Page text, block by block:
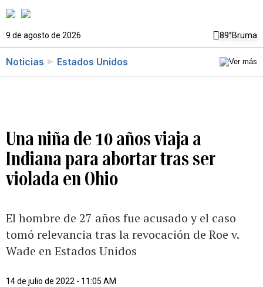
9 de agosto de 2026 89°Bruma
Noticias Estados Unidos
Una niña de 10 años viaja a
Indiana para abortar tras ser
violada en Ohio
El hombre de 27 años fue acusado y el caso
tomó relevancia tras la revocación de Roe v.
Wade en Estados Unidos
14 de julio de 2022 - 11:05 AM